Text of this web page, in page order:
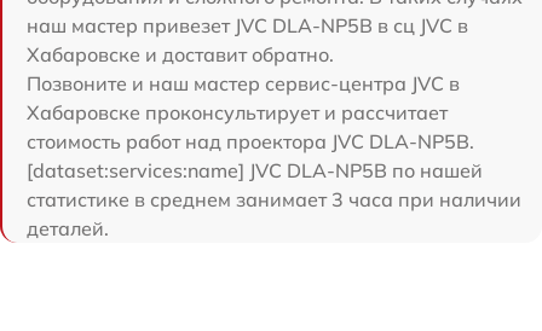
наш мастер привезет JVC DLA-NP5B в сц JVC в
Хабаровске и доставит обратно.
Позвоните и наш мастер сервис-центра JVC в
Хабаровске проконсультирует и рассчитает
стоимость работ над проектора JVC DLA-NP5B.
[dataset:services:name] JVC DLA-NP5B по нашей
статистике в среднем занимает 3 часа при наличии
деталей.